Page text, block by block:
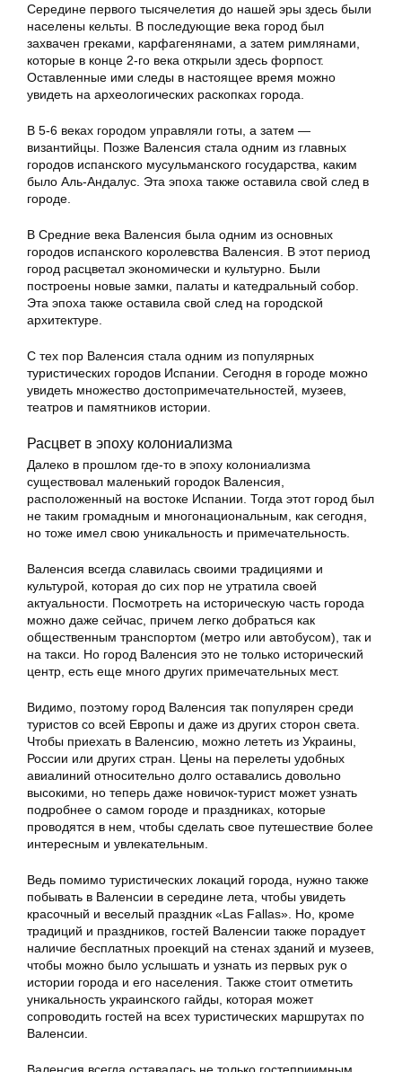
Середине первого тысячелетия до нашей эры здесь были
населены кельты. В последующие века город был
захвачен греками, карфагенянами, а затем римлянами,
которые в конце 2-го века открыли здесь форпост.
Оставленные ими следы в настоящее время можно
увидеть на археологических раскопках города.
В 5-6 веках городом управляли готы, а затем —
византийцы. Позже Валенсия стала одним из главных
городов испанского мусульманского государства, каким
было Аль-Андалус. Эта эпоха также оставила свой след в
городе.
В Средние века Валенсия была одним из основных
городов испанского королевства Валенсия. В этот период
город расцветал экономически и культурно. Были
построены новые замки, палаты и катедральный собор.
Эта эпоха также оставила свой след на городской
архитектуре.
С тех пор Валенсия стала одним из популярных
туристических городов Испании. Сегодня в городе можно
увидеть множество достопримечательностей, музеев,
театров и памятников истории.
Расцвет в эпоху колониализма
Далеко в прошлом где-то в эпоху колониализма
существовал маленький городок Валенсия,
расположенный на востоке Испании. Тогда этот город был
не таким громадным и многонациональным, как сегодня,
но тоже имел свою уникальность и примечательность.
Валенсия всегда славилась своими традициями и
культурой, которая до сих пор не утратила своей
актуальности. Посмотреть на историческую часть города
можно даже сейчас, причем легко добраться как
общественным транспортом (метро или автобусом), так и
на такси. Но город Валенсия это не только исторический
центр, есть еще много других примечательных мест.
Видимо, поэтому город Валенсия так популярен среди
туристов со всей Европы и даже из других сторон света.
Чтобы приехать в Валенсию, можно лететь из Украины,
России или других стран. Цены на перелеты удобных
авиалиний относительно долго оставались довольно
высокими, но теперь даже новичок-турист может узнать
подробнее о самом городе и праздниках, которые
проводятся в нем, чтобы сделать свое путешествие более
интересным и увлекательным.
Ведь помимо туристических локаций города, нужно также
побывать в Валенсии в середине лета, чтобы увидеть
красочный и веселый праздник «Las Fallas». Но, кроме
традиций и праздников, гостей Валенсии также порадует
наличие бесплатных проекций на стенах зданий и музеев,
чтобы можно было услышать и узнать из первых рук о
истории города и его населения. Также стоит отметить
уникальность украинского гайды, которая может
сопроводить гостей на всех туристических маршрутах по
Валенсии.